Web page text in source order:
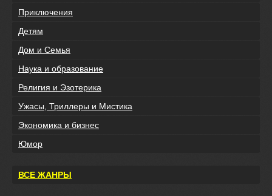
Приключения
Детям
Дом и Семья
Наука и образование
Религия и Эзотерика
Ужасы, Триллеры и Мистика
Экономика и бизнес
Юмор
ВСЕ ЖАНРЫ